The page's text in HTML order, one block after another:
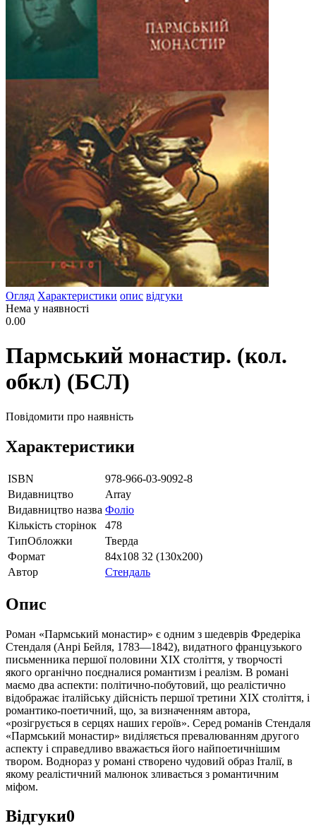
Огляд Характеристики опис відгуки
Нема у наявності
0.00
Пармський монастир. (кол.
обкл) (БСЛ)
Повідомити про наявність
Характеристики
ISBN
978-966-03-9092-8
Видавництво
Array
Видавництво назва Фоліо
Кількість сторінок
478
ТипОбложки
Тверда
Формат
84х108 32 (130х200)
Автор
Стендаль
Опис
Роман «Пармський монастир» є одним з шедеврів Фредеріка
Стендаля (Анрі Бейля, 1783—1842), видатного французького
письменника першої половини XIX століття, у творчості
якого органічно поєдналися романтизм і реалізм. В романі
маємо два аспекти: політично-побутовий, що реалістично
відображає італійську дійсність першої третини XIX століття, і
романтико-поетичний, що, за визначенням автора,
«розігрується в серцях наших героїв». Серед романів Стендаля
«Пармський монастир» виділяється превалюванням другого
аспекту і справедливо вважається його найпоетичнішим
твором. Воднораз у романі створено чудовий образ Італії, в
якому реалістичний малюнок зливається з романтичним
міфом.
Відгуки0